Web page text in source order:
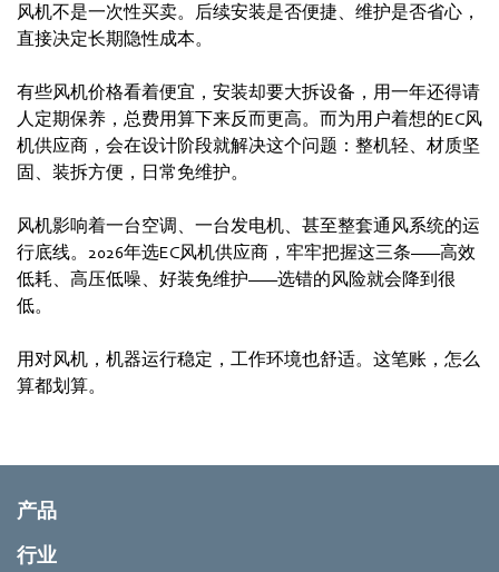
风机不是一次性买卖。后续安装是否便捷、维护是否省心，
直接决定长期隐性成本。
有些风机价格看着便宜，安装却要大拆设备，用一年还得请
人定期保养，总费用算下来反而更高。而为用户着想的EC风
机供应商，会在设计阶段就解决这个问题：整机轻、材质坚
固、装拆方便，日常免维护。
风机影响着一台空调、一台发电机、甚至整套通风系统的运
行底线。2026年选EC风机供应商，牢牢把握这三条——高效
低耗、高压低噪、好装免维护——选错的风险就会降到很
低。
用对风机，机器运行稳定，工作环境也舒适。这笔账，怎么
算都划算。
产品
行业